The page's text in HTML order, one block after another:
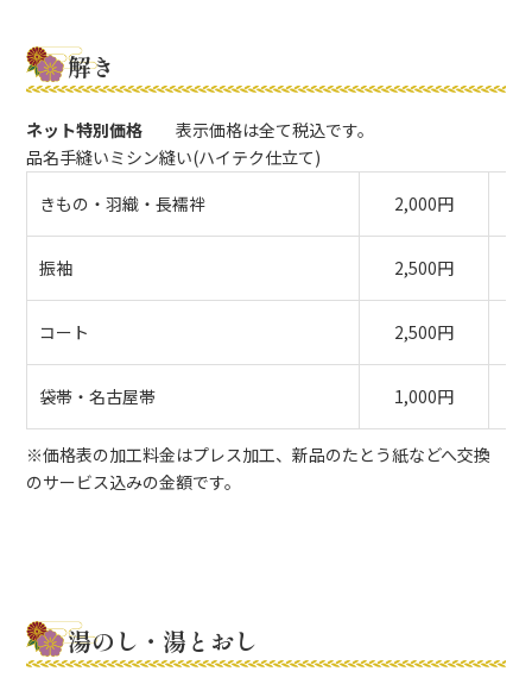
解き
ネット特別価格 表示価格は全て税込です。
品名手縫いミシン縫い(ハイテク仕立て)
きもの・羽織・長襦袢
2,000円
振袖 2,500円
コート 2,500円
袋帯・名古屋帯 1,000円
※価格表の加工料金はプレス加工、新品のたとう紙などへ交換
のサービス込みの金額です。
湯のし・湯とおし